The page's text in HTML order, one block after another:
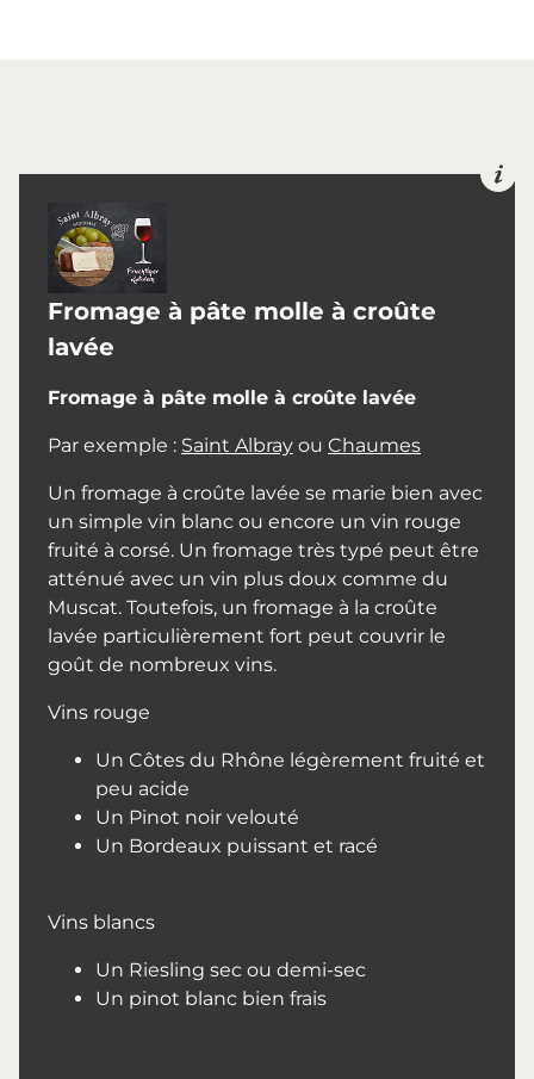
Fromage à pâte molle à croûte
lavée
Fromage à pâte molle à croûte lavée
Par exemple : Saint Albray ou Chaumes
Un fromage à croûte lavée se marie bien avec
un simple vin blanc ou encore un vin rouge
fruité à corsé. Un fromage très typé peut être
atténué avec un vin plus doux comme du
Muscat. Toutefois, un fromage à la croûte
lavée particulièrement fort peut couvrir le
goût de nombreux vins.
Vins rouge
Un Côtes du Rhône légèrement fruité et
peu acide
Un Pinot noir velouté
Un Bordeaux puissant et racé
Vins blancs
Un Riesling sec ou demi-sec
Un pinot blanc bien frais